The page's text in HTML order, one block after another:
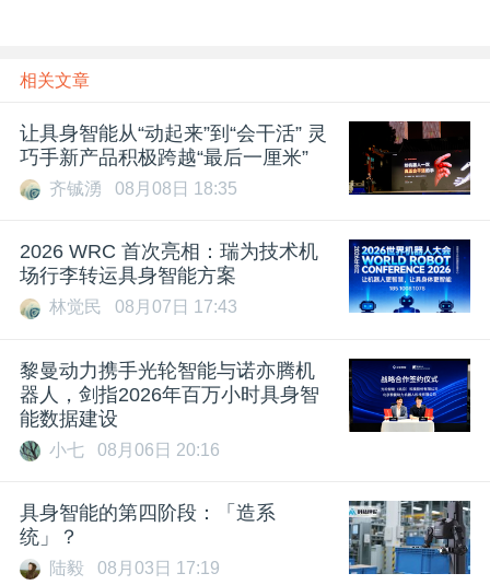
相关文章
让具身智能从“动起来”到“会干活” 灵
巧手新产品积极跨越“最后一厘米”
齐铖湧 08月08日 18:35
2026 WRC 首次亮相：瑞为技术机
场行李转运具身智能方案
林觉民 08月07日 17:43
黎曼动力携手光轮智能与诺亦腾机
器人，剑指2026年百万小时具身智
能数据建设
小七 08月06日 20:16
具身智能的第四阶段：「造系
统」？
陆毅 08月03日 17:19